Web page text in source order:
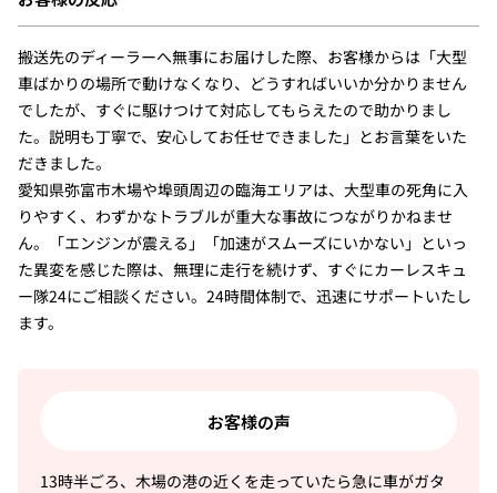
搬送先のディーラーへ無事にお届けした際、お客様からは「大型
車ばかりの場所で動けなくなり、どうすればいいか分かりません
でしたが、すぐに駆けつけて対応してもらえたので助かりまし
た。説明も丁寧で、安心してお任せできました」とお言葉をいた
だきました。
愛知県弥富市木場や埠頭周辺の臨海エリアは、大型車の死角に入
りやすく、わずかなトラブルが重大な事故につながりかねませ
ん。「エンジンが震える」「加速がスムーズにいかない」といっ
た異変を感じた際は、無理に走行を続けず、すぐにカーレスキュ
ー隊24にご相談ください。24時間体制で、迅速にサポートいたし
ます。
お客様の声
13時半ごろ、木場の港の近くを走っていたら急に車がガタ